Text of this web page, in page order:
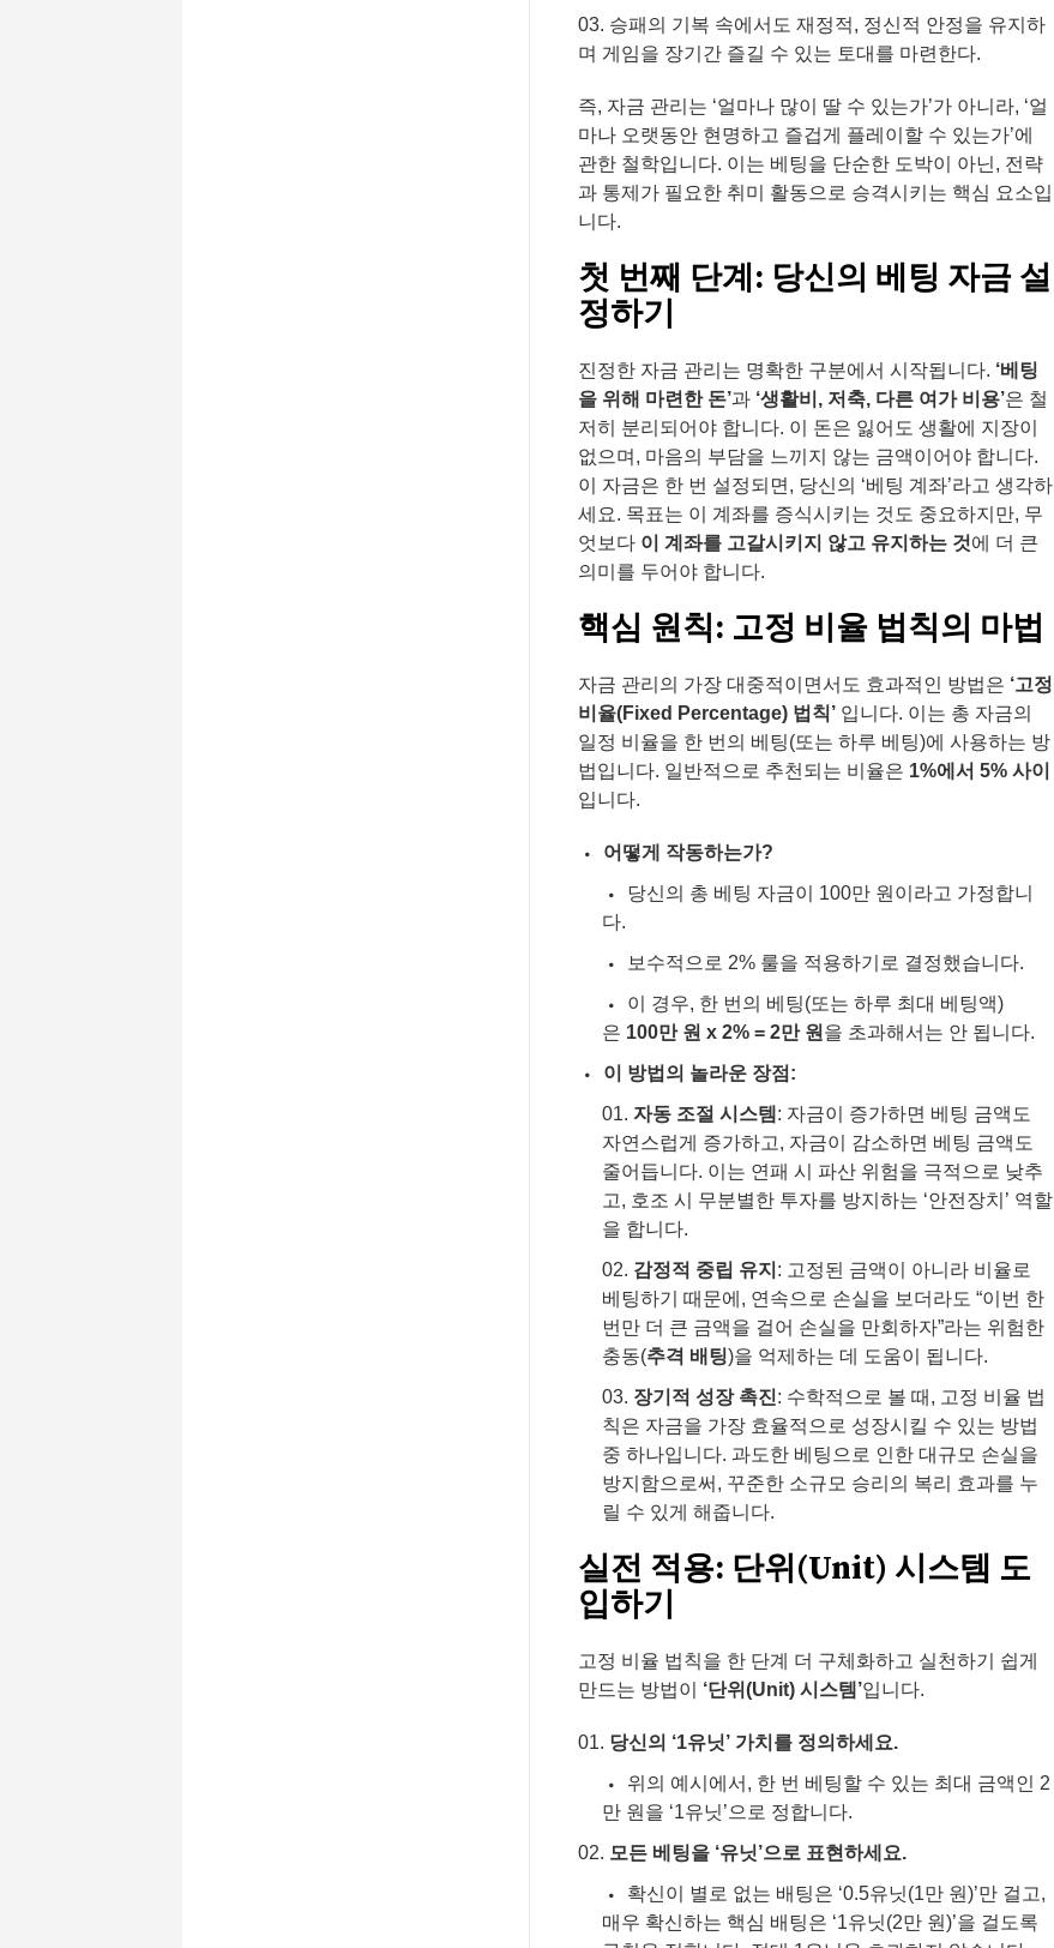
승패의 기복 속에서도 재정적, 정신적 안정을 유지하
며 게임을 장기간 즐길 수 있는 토대를 마련한다.
즉, 자금 관리는 ‘얼마나 많이 딸 수 있는가’가 아니라, ‘얼
마나 오랫동안 현명하고 즐겁게 플레이할 수 있는가’에
관한 철학입니다. 이는 베팅을 단순한 도박이 아닌, 전략
과 통제가 필요한 취미 활동으로 승격시키는 핵심 요소입
니다.
첫 번째 단계: 당신의 베팅 자금 설
정하기
진정한 자금 관리는 명확한 구분에서 시작됩니다. ‘베팅
을 위해 마련한 돈’과 ‘생활비, 저축, 다른 여가 비용’은 철
저히 분리되어야 합니다. 이 돈은 잃어도 생활에 지장이
없으며, 마음의 부담을 느끼지 않는 금액이어야 합니다.
이 자금은 한 번 설정되면, 당신의 ‘베팅 계좌’라고 생각하
세요. 목표는 이 계좌를 증식시키는 것도 중요하지만, 무
엇보다 이 계좌를 고갈시키지 않고 유지하는 것에 더 큰
의미를 두어야 합니다.
핵심 원칙: 고정 비율 법칙의 마법
자금 관리의 가장 대중적이면서도 효과적인 방법은 ‘고정
비율(Fixed Percentage) 법칙’ 입니다. 이는 총 자금의
일정 비율을 한 번의 베팅(또는 하루 베팅)에 사용하는 방
법입니다. 일반적으로 추천되는 비율은 1%에서 5% 사이
입니다.
어떻게 작동하는가?
당신의 총 베팅 자금이 100만 원이라고 가정합니
다.
보수적으로 2% 룰을 적용하기로 결정했습니다.
이 경우, 한 번의 베팅(또는 하루 최대 베팅액)
은 100만 원 x 2% = 2만 원 을 초과해서는 안 됩니다.
이 방법의 놀라운 장점:
자동 조절 시스템 : 자금이 증가하면 베팅 금액도
자연스럽게 증가하고, 자금이 감소하면 베팅 금액도
줄어듭니다. 이는 연패 시 파산 위험을 극적으로 낮추
고, 호조 시 무분별한 투자를 방지하는 ‘안전장치’ 역할
을 합니다.
감정적 중립 유지 : 고정된 금액이 아니라 비율로
베팅하기 때문에, 연속으로 손실을 보더라도 “이번 한
번만 더 큰 금액을 걸어 손실을 만회하자”라는 위험한
충동(추격 배팅)을 억제하는 데 도움이 됩니다.
장기적 성장 촉진: 수학적으로 볼 때, 고정 비율 법
칙은 자금을 가장 효율적으로 성장시킬 수 있는 방법
중 하나입니다. 과도한 베팅으로 인한 대규모 손실을
방지함으로써, 꾸준한 소규모 승리의 복리 효과를 누
릴 수 있게 해줍니다.
실전 적용: 단위(Unit) 시스템 도
입하기
고정 비율 법칙을 한 단계 더 구체화하고 실천하기 쉽게
만드는 방법이 ‘단위(Unit) 시스템’입니다.
당신의 ‘1유닛’ 가치를 정의하세요.
위의 예시에서, 한 번 베팅할 수 있는 최대 금액인 2
만 원을 ‘1유닛’으로 정합니다.
모든 베팅을 ‘유닛’으로 표현하세요.
확신이 별로 없는 배팅은 ‘0.5유닛(1만 원)’만 걸고,
매우 확신하는 핵심 배팅은 ‘1유닛(2만 원)’을 걸도록